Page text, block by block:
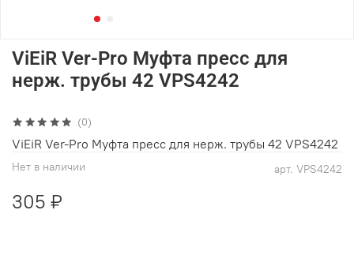
(0)
арт. VPS4242
Нет в наличии
ViEiR Ver-Pro Муфта пресс для
нерж. трубы 42 VPS4242
305 ₽
ViEiR Ver-Pro Муфта пресс для нерж. трубы 42 VPS4242